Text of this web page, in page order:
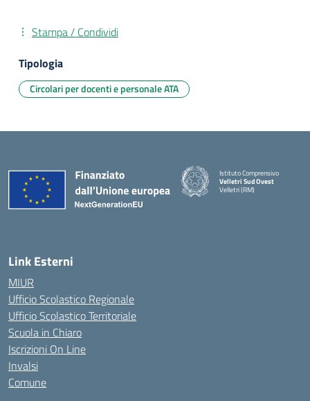
Stampa / Condividi
Tipologia
Circolari per docenti e personale ATA
Istituto Comprensivo
Velletri Sud Ovest
Velletri (RM)
Link Esterni
MIUR
Ufficio Scolastico Regionale
Ufficio Scolastico Territoriale
Scuola in Chiaro
Iscrizioni On Line
Invalsi
Comune